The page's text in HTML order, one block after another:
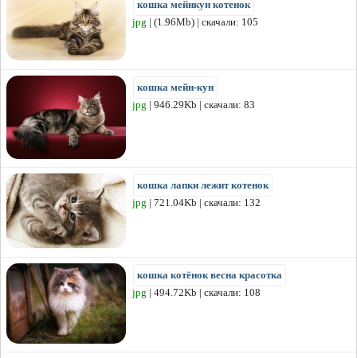
кошка мейнкун котенок
jpg | (1.96Mb) | скачали: 105
кошка мейн-кун
jpg | 946.29Kb | скачали: 83
кошка лапки лежит котенок
jpg | 721.04Kb | скачали: 132
кошка котёнок весна красотка
jpg | 494.72Kb | скачали: 108